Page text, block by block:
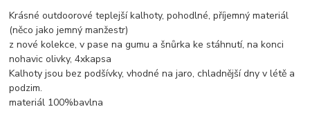
Krásné outdoorové teplejší kalhoty, pohodlné, příjemný materiál
(něco jako jemný manžestr)
z nové kolekce, v pase na gumu a šnůrka ke stáhnutí, na konci
nohavic olivky, 4xkapsa
Kalhoty jsou bez podšívky, vhodné na jaro, chladnější dny v létě a
podzim.
materiál 100%bavlna